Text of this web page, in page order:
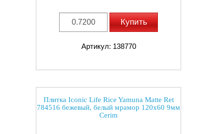
Купить
Артикул: 138770
Плитка Iconic Life Rice Yamuna Matte Ret
784516 бежевый, белый мрамор 120x60 9мм
Cerim